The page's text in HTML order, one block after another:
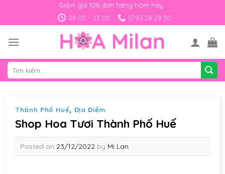
Giảm giá 10% đơn hàng hôm nay
06:00 - 23:00
0792.28.29.30
Tìm
kiếm:
Thành Phố Huế, Địa Điểm
Shop Hoa Tươi Thành Phố Huế
Posted on 23/12/2022 by Mi Lan